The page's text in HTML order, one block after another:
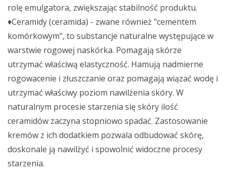
rolę emulgatora, zwiększając stabilność produktu.
♦Ceramidy (ceramida) - zwane również "cementem
komórkowym", to substancje naturalne występujące w
warstwie rogowej naskórka. Pomagają skórze
utrzymać właściwą elastyczność. Hamują nadmierne
rogowacenie i złuszczanie oraz pomagają wiązać wodę i
utrzymać właściwy poziom nawilżenia skóry. W
naturalnym procesie starzenia się skóry ilość
ceramidów zaczyna stopniowo spadać. Zastosowanie
kremów z ich dodatkiem pozwala odbudować skórę,
doskonale ją nawilżyć i spowolnić widoczne procesy
starzenia.